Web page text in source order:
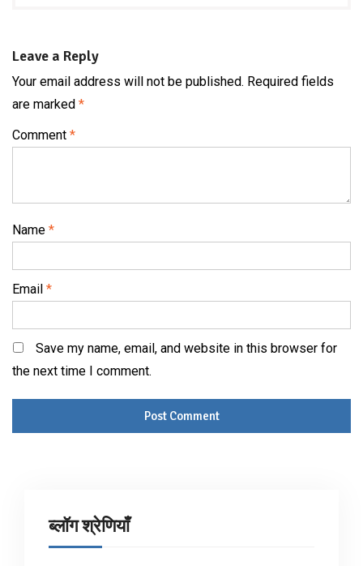
Leave a Reply
Your email address will not be published. Required fields
are marked *
Comment *
Name *
Email *
Save my name, email, and website in this browser for
the next time I comment.
ब्लॉग श्रेणियाँ